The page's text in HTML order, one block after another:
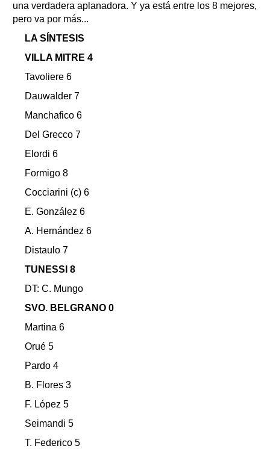
una verdadera aplanadora. Y ya está entre los 8 mejores,
pero va por más...
LA SÍNTESIS
VILLA MITRE 4
Tavoliere 6
Dauwalder 7
Manchafico 6
Del Grecco 7
Elordi 6
Formigo 8
Cocciarini (c) 6
E. González 6
A. Hernández 6
Distaulo 7
TUNESSI 8
DT: C. Mungo
SVO. BELGRANO 0
Martina 6
Orué 5
Pardo 4
B. Flores 3
F. López 5
Seimandi 5
T. Federico 5